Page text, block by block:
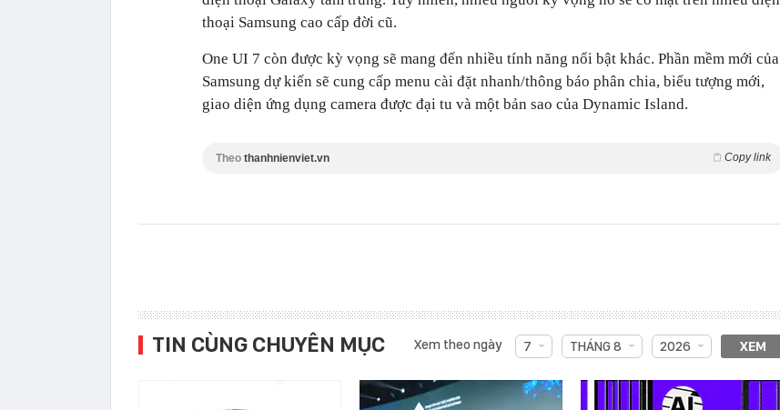
thoại Samsung cao cấp đời cũ.
One UI 7 còn được kỳ vọng sẽ mang đến nhiều tính năng nổi bật khác. Phần mềm mới của
Samsung dự kiến sẽ cung cấp menu cài đặt nhanh/thông báo phân chia, biểu tượng mới,
giao diện ứng dụng camera được đại tu và một bản sao của Dynamic Island.
Theo thanhnienviet.vn Copy link
TIN CÙNG CHUYÊN MỤC Xem theo ngày 7 THÁNG 8 2026 XEM